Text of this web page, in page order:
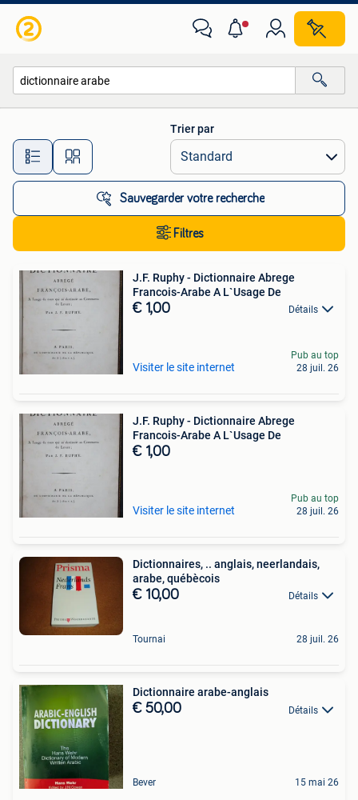
Toutes les distances…
Trier par
Sauvegarder votre recherche
Filtres
J.F. Ruphy - Dictionnaire Abrege
Francois-Arabe A L`Usage De
€ 1,00 Détails
Visiter le site internet
Pub au top
28 juil. 26
J.F. Ruphy - Dictionnaire Abrege
Francois-Arabe A L`Usage De
€ 1,00
Visiter le site internet
Pub au top
28 juil. 26
Dictionnaires, .. anglais, neerlandais,
arabe, québècois
€ 10,00 Détails
Tournai 28 juil. 26
Dictionnaire arabe-anglais
€ 50,00 Détails
Bever 15 mai 26